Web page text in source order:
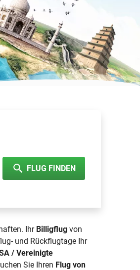
FLUG FINDEN
Ihr Billigflug von
und Rückflugtage Ihr
/ Vereinigte
Sie Ihren Flug von